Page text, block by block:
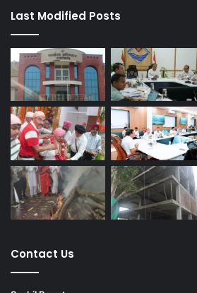
Last Modified Posts
Contact Us